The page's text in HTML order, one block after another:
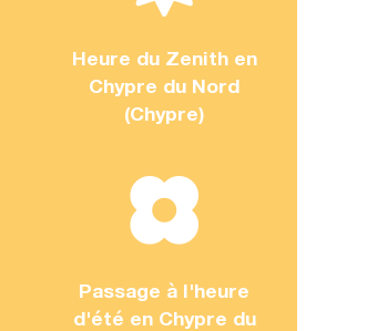
Heure du Zenith en
Chypre du Nord
(Chypre)
Passage à l'heure
d'été en Chypre du